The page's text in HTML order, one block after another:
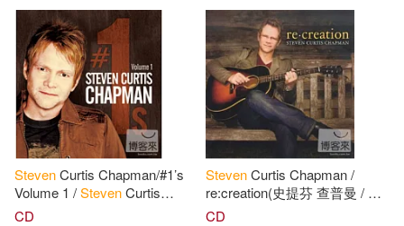
Steven J.(957)
Steven (EDT)(707)
Steven L.(707)
Steven R.(665)
出版社 (可複選)
Ingram(32808)
Gareth Stevens Pub(3235)
Taylor & Francis Asia Pacific(1484)
StevenCurtis Chapman/#1’s
Volume 1 /StevenCurtis
Chapman(冠軍單曲精選 第一
CD
StevenCurtis Chapman /
re:creation(史提芬 查普曼 / 新
歌+歷年經典創作精選)
CD